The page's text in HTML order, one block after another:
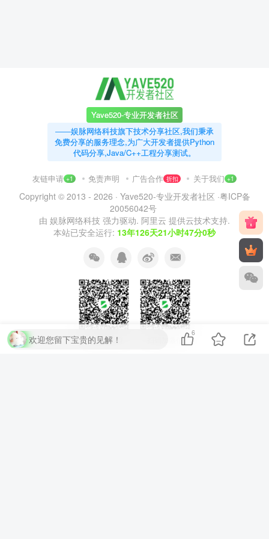
Yave520-专业开发者社区
——娱脉网络科技旗下技术分享社区,我们秉承
免费分享的服务理念,为广大开发者提供Python
代码分享,Java/C++工程分享测试。
友链申请 +1 免责声明 广告合作 折扣 关于我们 +1
Copyright © 2013 - 2026 · Yave520-专业开发者社区 ·粤ICP备
20056042号
由 娱脉网络科技 强力驱动. 阿里云 提供云技术支持.
本站已安全运行: 13年126天21小时47分1秒
扫码加QQ群 扫码加微信
欢迎您留下宝贵的见解！
6